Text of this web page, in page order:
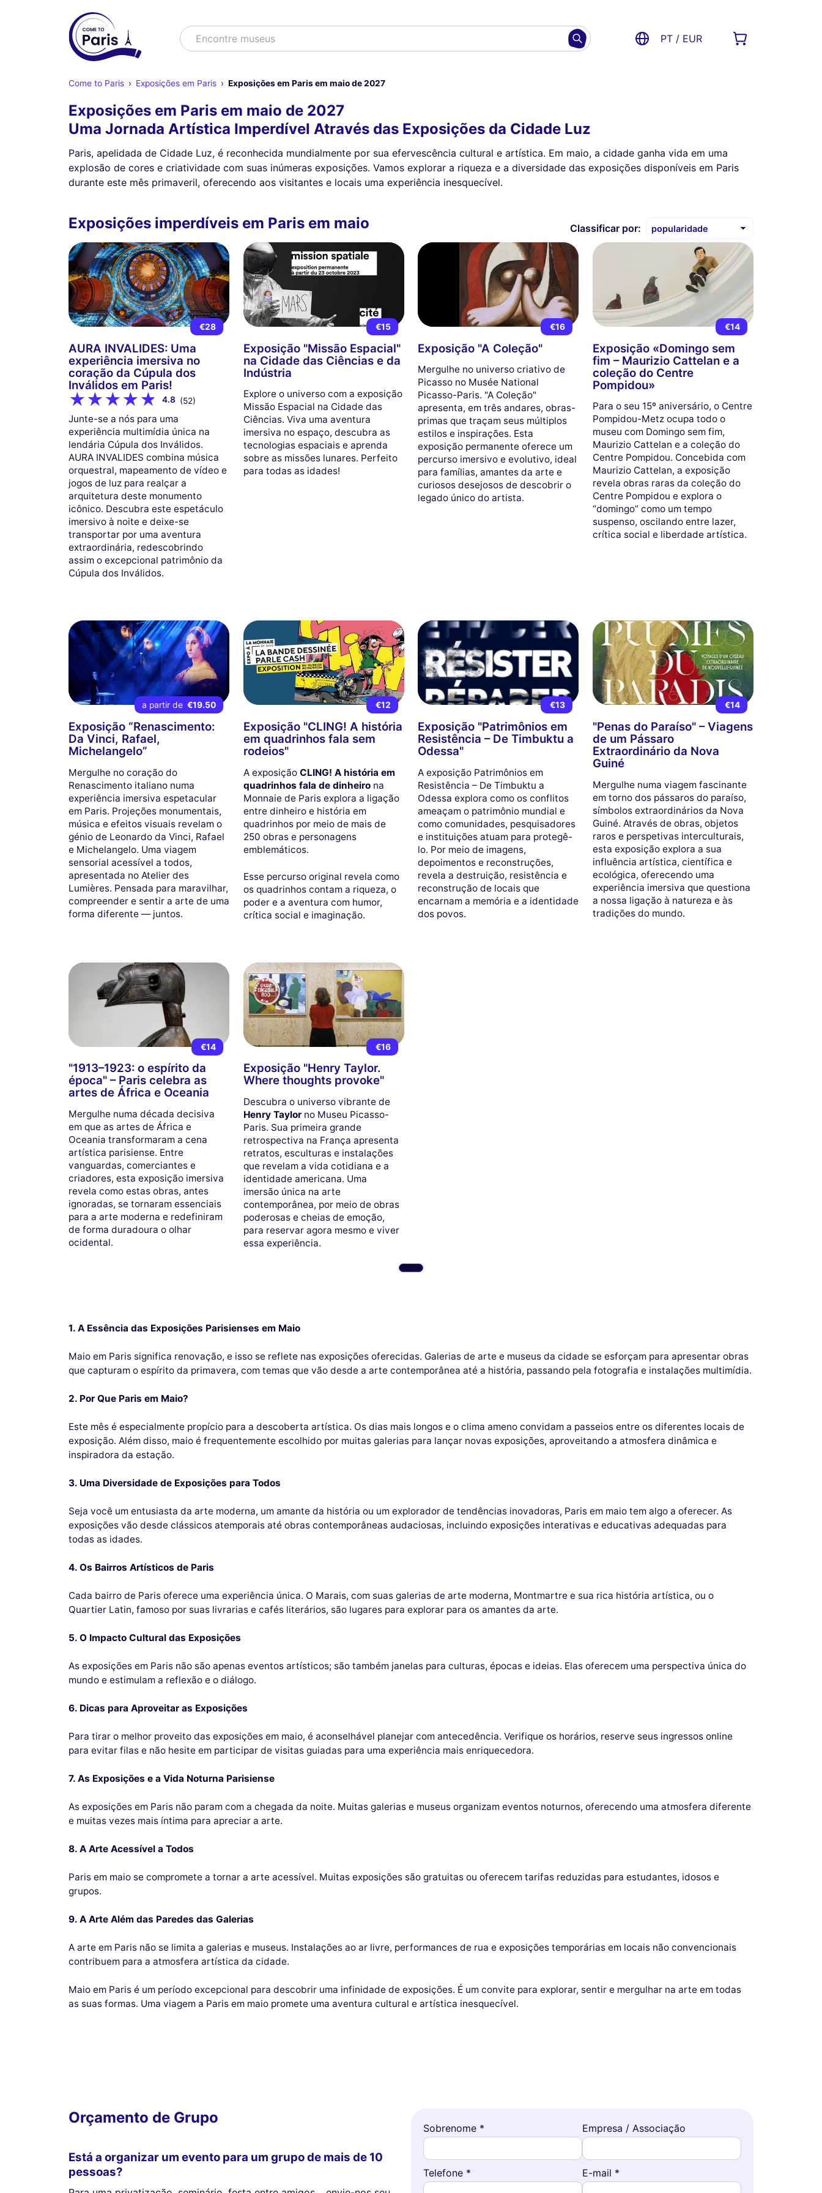
BuscarEncontre muse PT / EUR
Come to Paris Exposições em Paris Exposições em Paris em maio de 2027
Exposições em Paris em maio de 2027
Uma Jornada Artística Imperdível Através das Exposições da Cidade Luz
Paris, apelidada de Cidade Luz, é reconhecida mundialmente por sua efervescência cultural e artística. Em maio, a cidade ganha vida em uma
explosão de cores e criatividade com suas inúmeras exposições. Vamos explorar a riqueza e a diversidade das exposições disponíveis em Paris
durante este mês primaveril, oferecendo aos visitantes e locais uma experiência inesquecível.
Exposições imperdíveis em Paris em maio Classificar por:
€28
AURA INVALIDES: Uma
experiência imersiva no
coração da Cúpula dos
Inválidos em Paris!
4.8 (52)
Junte-se a nós para uma
experiência multimídia única na
lendária Cúpula dos Inválidos.
AURA INVALIDES combina música
orquestral, mapeamento de vídeo e
jogos de luz para realçar a
arquitetura deste monumento
icônico. Descubra este espetáculo
imersivo à noite e deixe-se
transportar por uma aventura
extraordinária, redescobrindo
assim o excepcional patrimônio da
Cúpula dos Inválidos.
€15
Exposição "Missão Espacial"
na Cidade das Ciências e da
Indústria
Explore o universo com a exposição
Missão Espacial na Cidade das
Ciências. Viva uma aventura
imersiva no espaço, descubra as
tecnologias espaciais e aprenda
sobre as missões lunares. Perfeito
para todas as idades!
€16
Exposição "A Coleção"
Mergulhe no universo criativo de
Picasso no Musée National
Picasso-Paris. "A Coleção"
apresenta, em três andares, obras-
primas que traçam seus múltiplos
estilos e inspirações. Esta
exposição permanente oferece um
percurso imersivo e evolutivo, ideal
para famílias, amantes da arte e
curiosos desejosos de descobrir o
legado único do artista.
€14
Exposição «Domingo sem
fim – Maurizio Cattelan e a
coleção do Centre
Pompidou»
Para o seu 15º aniversário, o Centre
Pompidou-Metz ocupa todo o
museu com Domingo sem fim,
Maurizio Cattelan e a coleção do
Centre Pompidou. Concebida com
Maurizio Cattelan, a exposição
revela obras raras da coleção do
Centre Pompidou e explora o
“domingo” como um tempo
suspenso, oscilando entre lazer,
crítica social e liberdade artística.
a partir de €19.50
Exposição “Renascimento:
Da Vinci, Rafael,
Michelangelo”
Mergulhe no coração do
Renascimento italiano numa
experiência imersiva espetacular
em Paris. Projeções monumentais,
música e efeitos visuais revelam o
génio de Leonardo da Vinci, Rafael
e Michelangelo. Uma viagem
sensorial acessível a todos,
apresentada no Atelier des
Lumières. Pensada para maravilhar,
compreender e sentir a arte de uma
forma diferente — juntos.
€12
Exposição "CLING! A história
em quadrinhos fala sem
rodeios"
A exposição CLING! A história em
quadrinhos fala de dinheirona
Monnaie de Paris explora a ligação
entre dinheiro e história em
quadrinhos por meio de mais de
250 obras e personagens
emblemáticos.
Esse percurso original revela como
os quadrinhos contam a riqueza, o
poder e a aventura com humor,
crítica social e imaginação.
€13
Exposição "Patrimônios em
Resistência – De Timbuktu a
Odessa"
A exposição Patrimônios em
Resistência – De Timbuktu a
Odessa explora como os conflitos
ameaçam o patrimônio mundial e
como comunidades, pesquisadores
e instituições atuam para protegê-
lo. Por meio de imagens,
depoimentos e reconstruções,
revela a destruição, resistência e
reconstrução de locais que
encarnam a memória e a identidade
dos povos.
€14
"Penas do Paraíso" – Viagens
de um Pássaro
Extraordinário da Nova
Guiné
Mergulhe numa viagem fascinante
em torno dos pássaros do paraíso,
símbolos extraordinários da Nova
Guiné. Através de obras, objetos
raros e perspetivas interculturais,
esta exposição explora a sua
influência artística, científica e
ecológica, oferecendo uma
experiência imersiva que questiona
a nossa ligação à natureza e às
tradições do mundo.
€14
"1913–1923: o espírito da
época" – Paris celebra as
artes de África e Oceania
Mergulhe numa década decisiva
em que as artes de África e
Oceania transformaram a cena
artística parisiense. Entre
vanguardas, comerciantes e
criadores, esta exposição imersiva
revela como estas obras, antes
ignoradas, se tornaram essenciais
para a arte moderna e redefiniram
de forma duradoura o olhar
ocidental.
€16
Exposição "Henry Taylor.
Where thoughts provoke"
Descubra o universo vibrante de
Henry Taylorno Museu Picasso-
Paris. Sua primeira grande
retrospectiva na França apresenta
retratos, esculturas e instalações
que revelam a vida cotidiana e a
identidade americana. Uma
imersão única na arte
contemporânea, por meio de obras
poderosas e cheias de emoção,
para reservar agora mesmo e viver
essa experiência.
1. A Essência das Exposições Parisienses em Maio
Maio em Paris significa renovação, e isso se reflete nas exposições oferecidas. Galerias de arte e museus da cidade se esforçam para apresentar obras
que capturam o espírito da primavera, com temas que vão desde a arte contemporânea até a história, passando pela fotografia e instalações multimídia.
2. Por Que Paris em Maio?
Este mês é especialmente propício para a descoberta artística. Os dias mais longos e o clima ameno convidam a passeios entre os diferentes locais de
exposição. Além disso, maio é frequentemente escolhido por muitas galerias para lançar novas exposições, aproveitando a atmosfera dinâmica e
inspiradora da estação.
3. Uma Diversidade de Exposições para Todos
Seja você um entusiasta da arte moderna, um amante da história ou um explorador de tendências inovadoras, Paris em maio tem algo a oferecer. As
exposições vão desde clássicos atemporais até obras contemporâneas audaciosas, incluindo exposições interativas e educativas adequadas para
todas as idades.
4. Os Bairros Artísticos de Paris
Cada bairro de Paris oferece uma experiência única. O Marais, com suas galerias de arte moderna, Montmartre e sua rica história artística, ou o
Quartier Latin, famoso por suas livrarias e cafés literários, são lugares para explorar para os amantes da arte.
5. O Impacto Cultural das Exposições
As exposições em Paris não são apenas eventos artísticos; são também janelas para culturas, épocas e ideias. Elas oferecem uma perspectiva única do
mundo e estimulam a reflexão e o diálogo.
6. Dicas para Aproveitar as Exposições
Para tirar o melhor proveito das exposições em maio, é aconselhável planejar com antecedência. Verifique os horários, reserve seus ingressos online
para evitar filas e não hesite em participar de visitas guiadas para uma experiência mais enriquecedora.
7. As Exposições e a Vida Noturna Parisiense
As exposições em Paris não param com a chegada da noite. Muitas galerias e museus organizam eventos noturnos, oferecendo uma atmosfera diferente
e muitas vezes mais íntima para apreciar a arte.
8. A Arte Acessível a Todos
Paris em maio se compromete a tornar a arte acessível. Muitas exposições são gratuitas ou oferecem tarifas reduzidas para estudantes, idosos e
grupos.
9. A Arte Além das Paredes das Galerias
A arte em Paris não se limita a galerias e museus. Instalações ao ar livre, performances de rua e exposições temporárias em locais não convencionais
contribuem para a atmosfera artística da cidade.
Maio em Paris é um período excepcional para descobrir uma infinidade de exposições. É um convite para explorar, sentir e mergulhar na arte em todas
as suas formas. Uma viagem a Paris em maio promete uma aventura cultural e artística inesquecível.
Orçamento de Grupo
Está a organizar um evento para um grupo de mais de 10
pessoas?
Sobrenome * Empresa / Associação
Telefone * E-mail *